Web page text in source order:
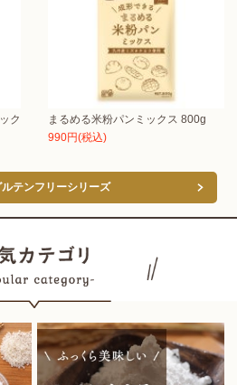
ク
まるめる米粉パンミックス 800g
990円(税込)
テンフリーシリーズ